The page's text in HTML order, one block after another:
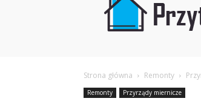
Strona główna Remonty
Remonty Przyrządy miernicze